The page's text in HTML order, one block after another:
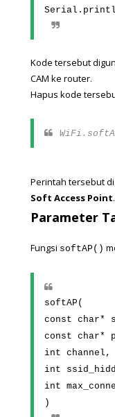
Kode tersebut
CAM ke router.
Hapus kode
Perintah tersebut
Soft Access Point.
Parameter
Fungsi softAP()
softAP(
const char*
const char*
int channel,
int
int
)